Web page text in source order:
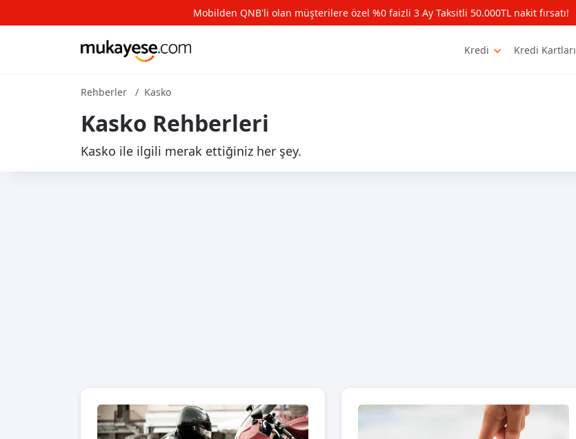
Mobilden QNB'li olan müşterilere özel %0 faizli 3 Ay Taksitli 50.000TL nakit fırsatı!
Kredi Kredi Kartları
Rehberler Kasko
Kasko Rehberleri
Kasko ile ilgili merak ettiğiniz her şey.